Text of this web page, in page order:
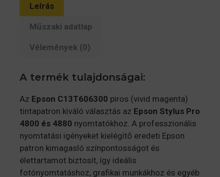
Leírás
Műszaki adatlap
Vélemények (0)
A termék tulajdonságai:
Az Epson C13T606300 piros (vivid magenta)
tintapatron kiváló választás az Epson Stylus Pro
4800 és 4880 nyomtatókhoz. A professzionális
nyomtatási igényeket kielégítő eredeti Epson
patron kimagasló színpontosságot és
élettartamot biztosít, így ideális
fotónyomtatáshoz, grafikai munkákhoz és egyéb